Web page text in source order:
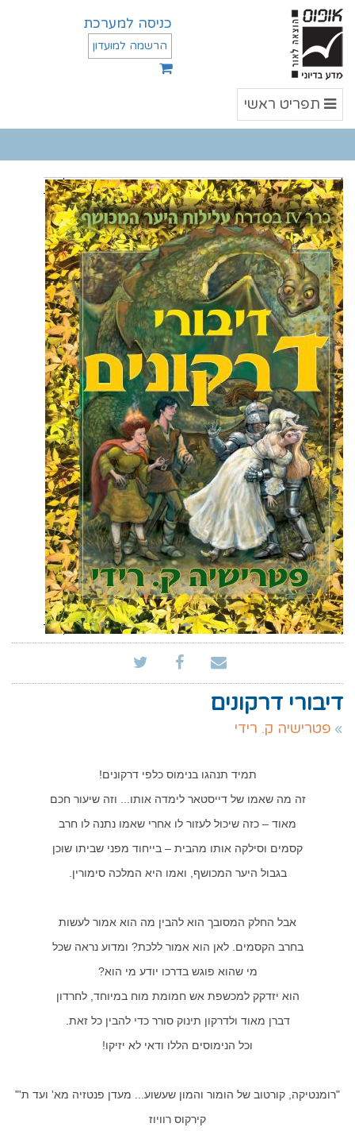
כניסה למערכת
הרשמה למועדון
תפריט
ראשי
תפריט ראשי
דיבורי דרקונים
פטרישיה ק. רידי
תמיד תנהגו בנימוס כלפי דרקונים!
זה מה שאמו של דייסטאר לימדה אותו... וזה שיעור חכם
מאוד – כזה שיכול לעזור לו אחרי שאמו נתנה לו חרב
קסמים וסילקה אותו מהבית – בייחוד מפני שביתו שוכן
בגבול היער המכושף, ואמו היא המלכה סימורין.
אבל החלק המסובך הוא להבין מה הוא אמור לעשות
בחרב הקסמים. לאן הוא אמור ללכת? ומדוע נראה שכל
מי שהוא פוגש בדרכו יודע מי הוא?
הוא יזדקק למכשפת אש חמומת מוח במיוחד, לחרדון
דברן מאוד ולדרקון תינוק סורר כדי להבין כל זאת.
וכל הנימוסים הללו ודאי לא יזיקו!
"רומנטיקה, קורטוב של הומור והמון שעשוע... מעדן פנטזיה מא' ועד ת'"
קירקוס רוויוז